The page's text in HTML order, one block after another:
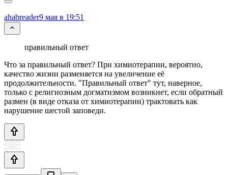
ahabreader9 мая в 19:51
правильный ответ
Что за правильный ответ? При химиотерапии, вероятно,
качество жизни разменяется на увеличение её
продолжительности. "Правильный ответ" тут, наверное,
только с религиозным догматизмом возникнет, если обратный
размен (в виде отказа от химиотерапии) трактовать как
нарушение шестой заповеди.